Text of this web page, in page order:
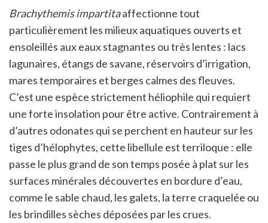
Brachythemis impartitaaffectionne tout
particulièrement les milieux aquatiques ouverts et
ensoleillés aux eaux stagnantes ou très lentes : lacs
lagunaires, étangs de savane, réservoirs d’irrigation,
mares temporaires et berges calmes des fleuves.
C’est une espèce strictement héliophile qui requiert
une forte insolation pour être active. Contrairement à
d’autres odonates qui se perchent en hauteur sur les
tiges d’hélophytes, cette libellule est terriloque : elle
passe le plus grand de son temps posée à plat sur les
surfaces minérales découvertes en bordure d’eau,
comme le sable chaud, les galets, la terre craquelée ou
les brindilles sèches déposées par les crues.